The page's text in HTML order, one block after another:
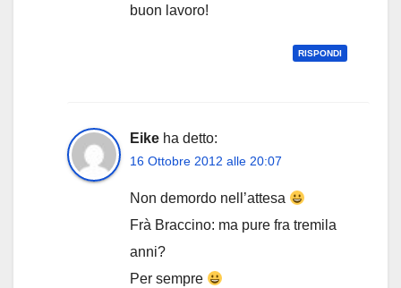
buon lavoro!
RISPONDI
Eike ha detto:
16 Ottobre 2012 alle 20:07
Non demordo nell’attesa
Frà Braccino: ma pure fra tremila
anni?
Per sempre